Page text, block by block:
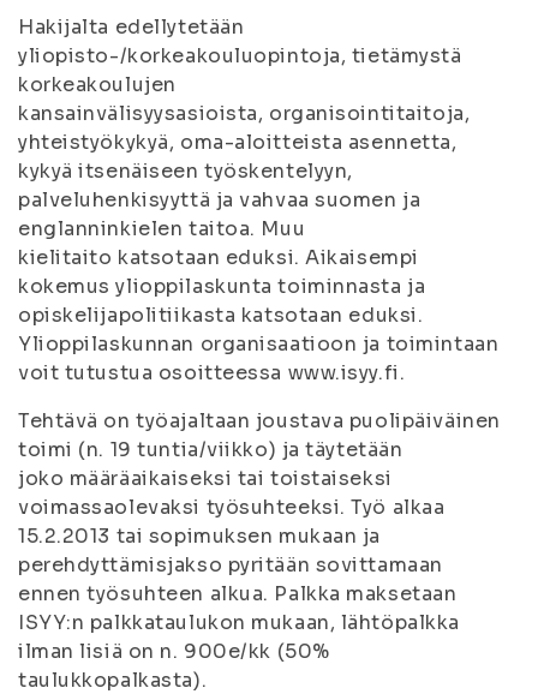
Hakijalta edellytetään
yliopisto-/korkeakouluopintoja, tietämystä
korkeakoulujen
kansainvälisyysasioista, organisointitaitoja,
yhteistyökykyä, oma-aloitteista asennetta,
kykyä itsenäiseen työskentelyyn,
palveluhenkisyyttä ja vahvaa suomen ja
englanninkielen taitoa. Muu
kielitaito katsotaan eduksi. Aikaisempi
kokemus ylioppilaskunta toiminnasta ja
opiskelijapolitiikasta katsotaan eduksi.
Ylioppilaskunnan organisaatioon ja toimintaan
voit tutustua osoitteessa www.isyy.fi.
Tehtävä on työajaltaan joustava puolipäiväinen
toimi (n. 19 tuntia/viikko) ja täytetään
joko määräaikaiseksi tai toistaiseksi
voimassaolevaksi työsuhteeksi. Työ alkaa
15.2.2013 tai sopimuksen mukaan ja
perehdyttämisjakso pyritään sovittamaan
ennen työsuhteen alkua. Palkka maksetaan
ISYY:n palkkataulukon mukaan, lähtöpalkka
ilman lisiä on n. 900e/kk (50%
taulukkopalkasta).